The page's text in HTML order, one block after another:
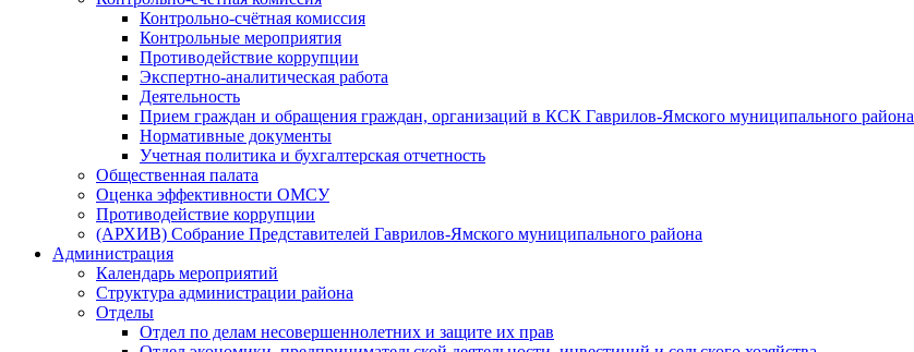
Контрольно-счётная комиссия
Контрольные мероприятия
Противодействие коррупции
Экспертно-аналитическая работа
Деятельность
Прием граждан и обращения граждан, организаций в КСК Гаврилов-Ямского муниципального района
Нормативные документы
Учетная политика и бухгалтерская отчетность
Общественная палата
Оценка эффективности ОМСУ
Противодействие коррупции
(АРХИВ) Собрание Представителей Гаврилов-Ямского муниципального района
Администрация
Календарь мероприятий
Структура администрации района
Отделы
Отдел по делам несовершеннолетних и защите их прав